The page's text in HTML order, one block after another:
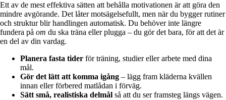
Ett av de mest effektiva sätten att behålla motivationen är att göra den
mindre avgörande. Det låter motsägelsefullt, men när du bygger rutiner
och struktur blir handlingen automatisk. Du behöver inte längre
fundera på om du ska träna eller plugga – du gör det bara, för att det är
en del av din vardag.
Planera fasta tider för träning, studier eller arbete med dina
mål.
Gör det lätt att komma igång – lägg fram kläderna kvällen
innan eller förbered matlådan i förväg.
Sätt små, realistiska delmål så att du ser framsteg längs vägen.